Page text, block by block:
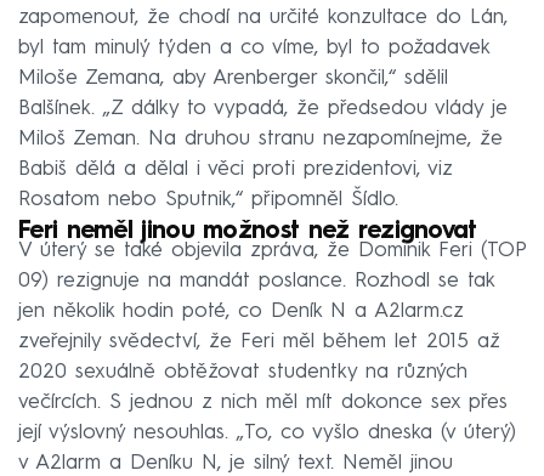
zapomenout, že chodí na určité konzultace do Lán,
byl tam minulý týden a co víme, byl to požadavek
Miloše Zemana, aby Arenberger skončil,“ sdělil
Balšínek. „Z dálky to vypadá, že předsedou vlády je
Miloš Zeman. Na druhou stranu nezapomínejme, že
Babiš dělá a dělal i věci proti prezidentovi, viz
Rosatom nebo Sputnik,“ připomněl Šídlo.
Feri neměl jinou možnost než rezignovat
V úterý se také objevila zpráva, že Dominik Feri (TOP
09) rezignuje na mandát poslance. Rozhodl se tak
jen několik hodin poté, co Deník N a A2larm.cz
zveřejnily svědectví, že Feri měl během let 2015 až
2020 sexuálně obtěžovat studentky na různých
večírcích. S jednou z nich měl mít dokonce sex přes
její výslovný nesouhlas. „To, co vyšlo dneska (v úterý)
v A2larm a Deníku N, je silný text. Neměl jinou